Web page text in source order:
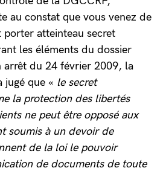
au constat que vous venez de
porter atteinteau secret
les éléments du dossier
arrêt du 24 février 2009, la
jugé que « le secret
la protection des libertés
ne peut être opposé aux
soumis à un devoir de
de la loi le pouvoir
de documents de toute